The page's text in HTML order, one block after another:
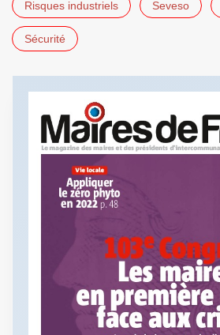
Risques industriels
Seveso
Sécurité